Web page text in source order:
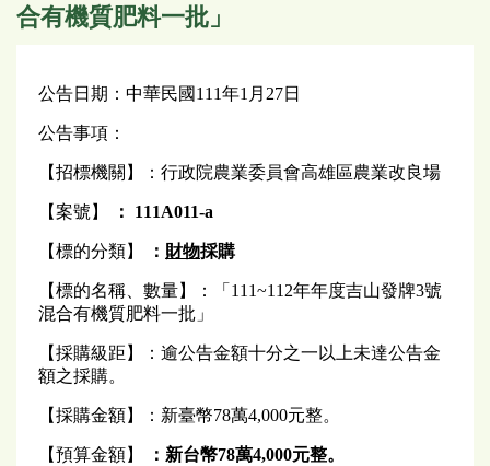
合有機質肥料一批」
公告日期：中華民國111年1月27日
公告事項：
【招標機關】：行政院農業委員會高雄區農業改良場
【案號】 ： 111A011-a
【標的分類】 ： 財物採購
【標的名稱、數量】：「111~112年年度吉山發牌3號
混合有機質肥料一批」
【採購級距】：逾公告金額十分之一以上未達公告金
額之採購。
【採購金額】：新臺幣78萬4,000元整。
【預算金額】 ： 新台幣78萬4,000元整。